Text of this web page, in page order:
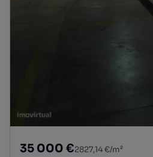
35 000 €2827,14 €/m²